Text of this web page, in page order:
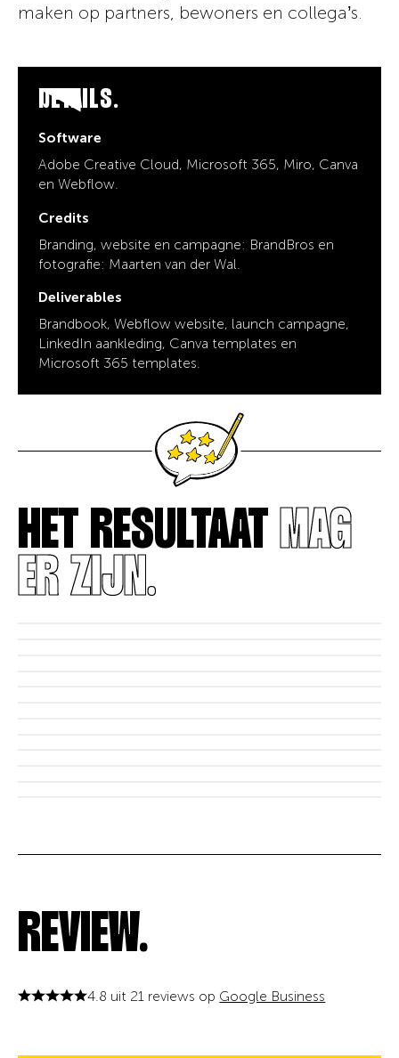
DETAILS.
Software
Adobe Creative Cloud, Microsoft 365, Miro, Canva
en Webflow.
Credits
Branding, website en campagne: BrandBros en
fotografie: Maarten van der Wal.
Deliverables
Brandbook, Webflow website, launch campagne,
LinkedIn aankleding, Canva templates en
Microsoft 365 templates.
maken op partners, bewoners en collega’s.
HET RESULTAAT MAG
ER ZIJN.
REVIEW.
4.8 uit 21 reviews op Google Business